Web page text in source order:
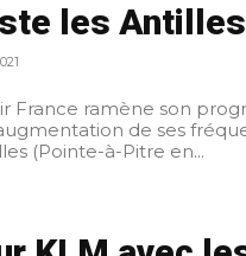
les
France ramène son
de ses
(Pointe-à-Pitre en...